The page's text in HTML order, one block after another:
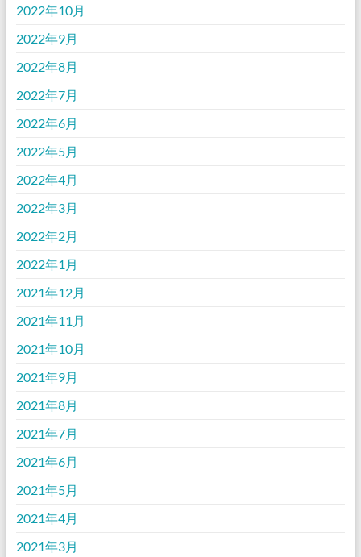
2022年10月
2022年9月
2022年8月
2022年7月
2022年6月
2022年5月
2022年4月
2022年3月
2022年2月
2022年1月
2021年12月
2021年11月
2021年10月
2021年9月
2021年8月
2021年7月
2021年6月
2021年5月
2021年4月
2021年3月